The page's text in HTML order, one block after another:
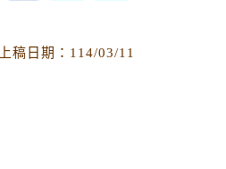
上稿日期： 114/03/11